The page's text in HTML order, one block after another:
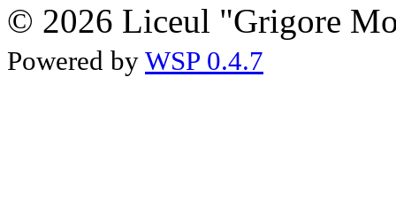
© 2026 Liceul "Grigore
Powered by WSP 0.4.7